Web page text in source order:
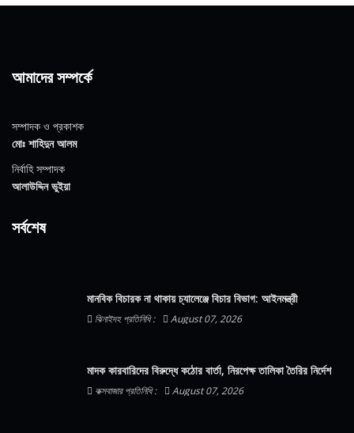
আমাদের সম্পর্কে
সম্পাদক ও প্রকাশক
মোঃ শাহিদুন আলম
নির্বাহি সম্পাদক
আলাউদ্দিন ভুইয়া
সর্বশেষ
মানবিক বিচারক না থাকায় চ্যালেঞ্জে বিচার বিভাগ: আইনমন্ত্রী
ঝিনাইদহ প্রতিনিধি : August 07, 2026
মাদক কারবারিদের বিরুদ্ধে কঠোর বার্তা, নিরপেক্ষ তালিকা তৈরির নির্দেশ
কক্সবাজার প্রতিনিধি : August 07, 2026